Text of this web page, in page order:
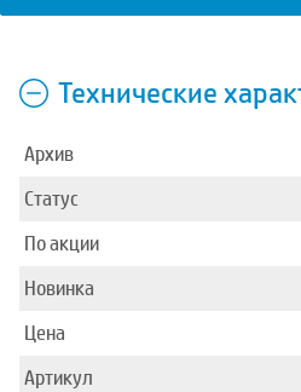
Технические
Архив
Статус
По акции
Новинка
Цена
Артикул